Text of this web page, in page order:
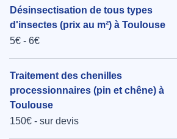
Désinsectisation de tous types
d'insectes (prix au m²) à Toulouse
5€ - 6€
Traitement des chenilles
processionnaires (pin et chêne) à
Toulouse
150€ - sur devis